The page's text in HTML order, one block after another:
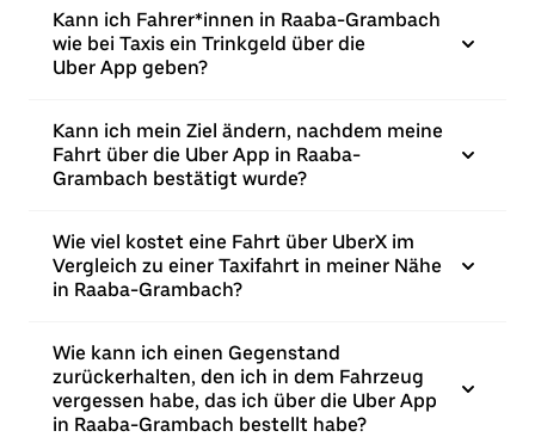
Kann ich Fahrer*innen in Raaba-Grambach
wie bei Taxis ein Trinkgeld über die
Uber App geben?
Kann ich mein Ziel ändern, nachdem meine
Fahrt über die Uber App in Raaba-
Grambach bestätigt wurde?
Wie viel kostet eine Fahrt über UberX im
Vergleich zu einer Taxifahrt in meiner Nähe
in Raaba-Grambach?
Wie kann ich einen Gegenstand
zurückerhalten, den ich in dem Fahrzeug
vergessen habe, das ich über die Uber App
in Raaba-Grambach bestellt habe?